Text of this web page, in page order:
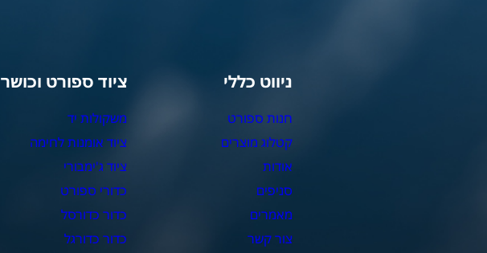
ניווט כללי
חנות ספורט
קטלוג מוצרים
אודות
סניפים
מאמרים
צור קשר
ציוד ספורט וכושר
משקולות יד
ציוד אומנות לחימה
ציוד ג'ימבורי
כדורי ספורט
כדור כדורסל
כדור כדורגל